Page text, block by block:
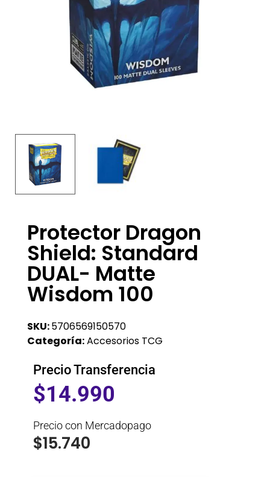
Protector Dragon
Shield: Standard
DUAL- Matte
Wisdom 100
SKU:5706569150570
Categoría:Accesorios TCG
Precio Transferencia
$14.990
Precio con Mercadopago
$15.740